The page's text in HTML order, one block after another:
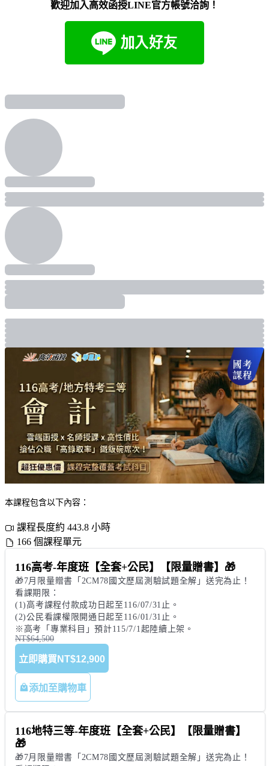
歡迎加入高效函授LINE官方帳號洽詢！
課程長度約 443.8 小時
166 個課程單元
116高考-年度班【全套+公民】【限量贈書】🎁
🎁7月限量贈書「2CM78國文歷屆測驗試題全解」送完為止！
看課期限：
(1)高考課程付款成功日起至116/07/31止。
(2)公民看課權限開通日起至116/01/31止。
NT$64,500
立即購買NT$12,900
添加至購物車